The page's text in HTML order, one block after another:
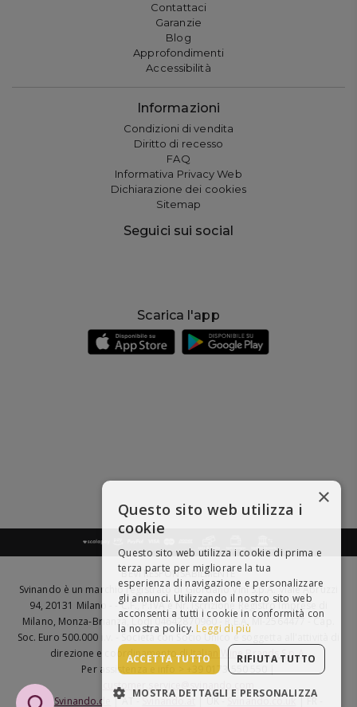
Contattaci
Garanzie
Blog
Approfondimenti
Accessibilità
Informazioni
Condizioni di vendita
Diritto di recesso
FAQ
Informativa Privacy Web
Dichiarazione dei cookies
Sitemap
Seguici sui social
Scarica l'app
BEVI RESPONSABILMENTE
Svinando è un marchio registrato di Giordano Vini S.p.A. Viale Abruzzi
94, 20131 Milano - - C.F., P.IVA e Nr. Iscrizione Registro Imprese di
Milano, Monza-Brianza, Lodi 04642870960 - R.E.A. MI-2564477 - Cap.
Soc. Euro 500.000 i.v. - Società con Socio Unico e soggetta all'attività di
direzione e coordinamento diItalian Wine Brands S.p.A.
Per assistenza e info > +39 0173 550 550 |
customer.service@svinando.com
DE -Svinando.de | AT -Svinando.at | UK - Svinando.co.uk| FR -
×
Questo sito web utilizza i
cookie
Questo sito web utilizza i cookie di prima e
terza parte per migliorare la tua
esperienza di navigazione e personalizzare
gli annunci. Utilizzando il nostro sito web
acconsenti a tutti i cookie in conformità con
la nostra policy. Leggi di più
ACCETTA TUTTO RIFIUTA TUTTO
MOSTRA DETTAGLI E PERSONALIZZA